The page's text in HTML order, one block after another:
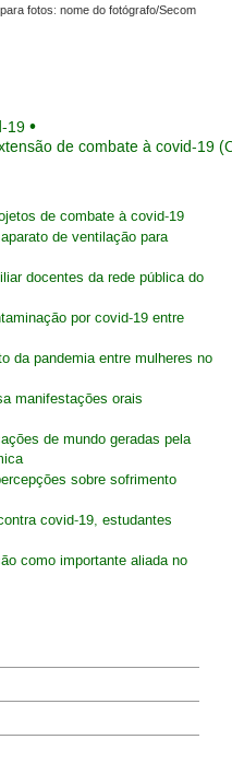
fotos: nome do fotógrafo/Secom
19
de combate à covid-19
de combate à covid-19
de ventilação para
docentes da rede pública do
por covid-19 entre
da pandemia entre mulheres no
manifestações orais
de mundo geradas pela
sobre sofrimento
covid-19, estudantes
como importante aliada no